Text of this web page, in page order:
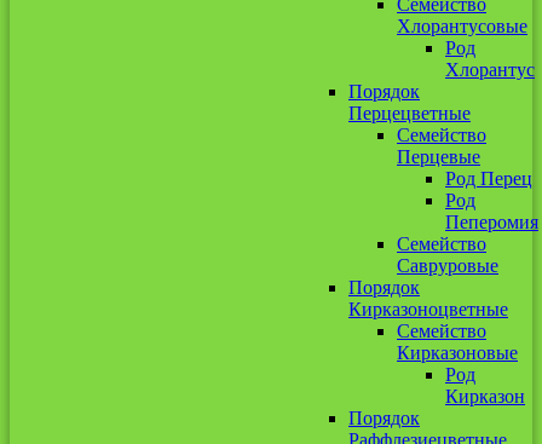
Семейство
Хлорантусовые
Род
Хлорантус
Порядок
Перцецветные
Семейство
Перцевые
Род Перец
Род
Пеперомия
Семейство
Савруровые
Порядок
Кирказоноцветные
Семейство
Кирказоновые
Род
Кирказон
Порядок
Раффлезиецветные